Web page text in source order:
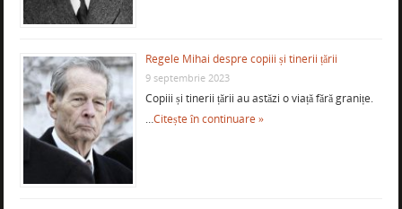
Regele Mihai despre copiii și tinerii țării
9 septembrie 2023
Copiii și tinerii țării au astăzi o viață fără granițe.
…Citește în continuare »